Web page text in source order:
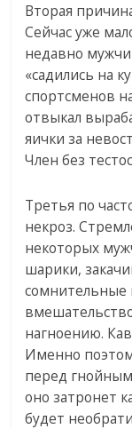
Вторая
Сейчас уже
недавно
«садились на
спортсменов
отвыкал
яички за
Член без
Третья по
некроз.
некоторых
шарики,
сомнительные
нагноению.
Именно
перед гнойным
оно затронет
будет